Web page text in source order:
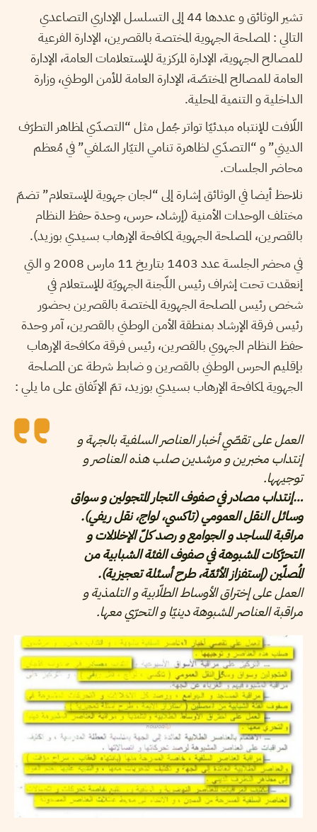
تشير الوثائق و عددها 44 إلى التسلسل الإداري التصاعدي
التالي : المصلحة الجهوية المختصة بالقصرين، الإدارة الفرعية
للمصالح الجهوية، الإدارة المركزية للإستعلامات العامة، الإدارة
العامة للمصالح المختصّة، الإدارة العامة للأمن الوطني، وزارة
الداخلية و التنمية المحلية.
اللّافت للإنتباه مبدئيّا تواتر جُمل مثل “التصدّي لمظاهر التطرّف
الديني” و “التصدّي لظاهرة تنامي التيّار السّلفي” في مُعظم
محاضر الجلسات.
نلاحظ أيضا في الوثائق إشارة إلى “لجان جهوية للإستعلام” تضمّ
مختلف الوحدات الأمنية (إرشاد، حرس، وحدة حفظ النظام
بالقصرين، المصلحة الجهوية لمكافحة الإرهاب بسيدي بوزيد).
في محضر الجلسة عدد 1403 بتاريخ 11 مارس 2008 و التي
إنعقدت تحت إشراف رئيس اللّجنة الجهويّة للإستعلام في
شخص رئيس المصلحة الجهوية المختصة بالقصرين بحضور
رئيس فرقة الإرشاد بمنطقة الأمن الوطني بالقصرين، آمر وحدة
حفظ النظام الجهوي بالقصرين، رئيس فرقة مكافحة الإرهاب
بإقليم الحرس الوطني بالقصرين و ضابط شرطة عن المصلحة
الجهوية لمكافحة الإرهاب بسيدي بوزيد، تمّ الإتّفاق على ما يلي :
العمل على تقصّي أخبار العناصر السلفية بالجهة و
إنتداب مخبرين و مرشدين صلب هذه العناصر و
توجيهها.
…إنتداب مصادر في صفوف التجار المتجولين و سواق
وسائل النقل العمومي (تاكسي، لواج، نقل ريفي).
مراقبة المساجد و الجوامع و رصد كلّ الإخلالات و
التحرّكات المشبوهة في صفوف الفئة الشبابية من
المُصلّين (إستفزاز الأئمّة، طرح أسئلة تعجيزية).
العمل على إختراق الأوساط الطلّابية و التلمذية و
مراقبة العناصر المشبوهة دينيّا و التحرّي معها.